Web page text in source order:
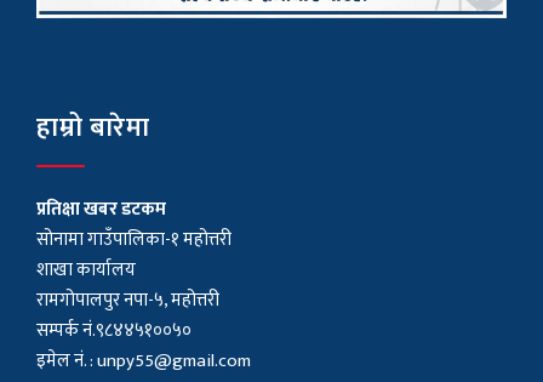
हाम्रो बारेमा
प्रतिक्षा खबर डटकम
सोनामा गाउँपालिका-१ महोत्तरी
शाखा कार्यालय
रामगोपालपुर नपा-५, महोत्तरी
सम्पर्क नं.९८४४५१००५०
इमेल नं. :unpy55@gmail.com